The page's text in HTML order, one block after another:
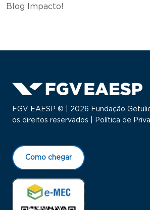
Blog Impacto!
FGV EAESP © | 2026 Fundação
os direitos reservados |
Política de
Como chegar